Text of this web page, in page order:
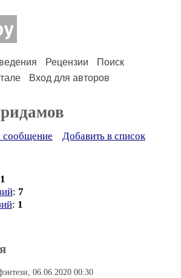
Рецензии
Поиск
Вход для авторов
сообщение
Добавить в список
: 7
: 1
06.06.2020 00:30